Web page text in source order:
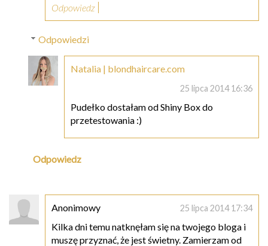
Odpowiedz
Odpowiedzi
Natalia | blondhaircare.com
25 lipca 2014 16:36
Pudełko dostałam od Shiny Box do
przetestowania :)
Odpowiedz
Anonimowy 25 lipca 2014 17:34
Kilka dni temu natknęłam się na twojego bloga i
muszę przyznać, że jest świetny. Zamierzam od